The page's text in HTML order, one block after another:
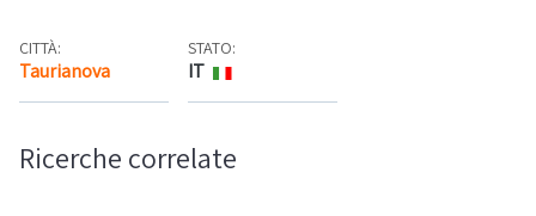
CITTÀ:
Taurianova Mappa
STATO:
IT
Ricerche correlate